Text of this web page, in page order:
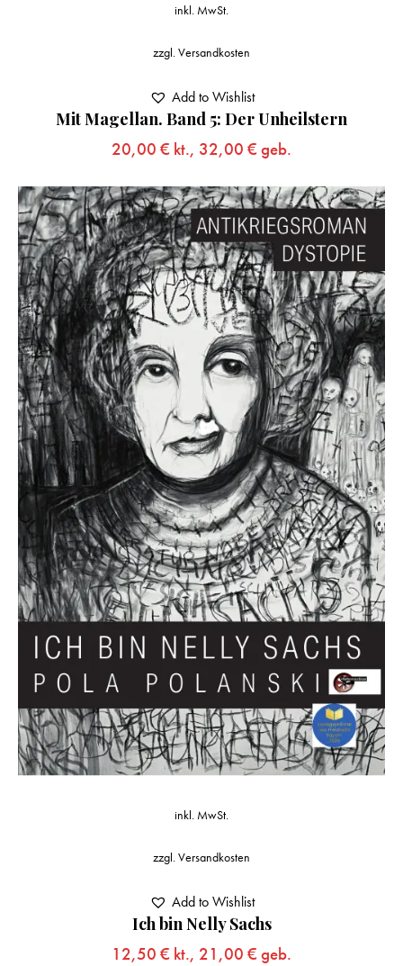
Mit Magellan. Band 5: Der Unheilstern
20,00 € kt., 32,00 € geb.
inkl. MwSt.
zzgl.Versandkosten
Add to Wishlist
Ich bin Nelly Sachs
12,50 € kt., 21,00 € geb.
inkl. MwSt.
zzgl.Versandkosten
Add to Wishlist